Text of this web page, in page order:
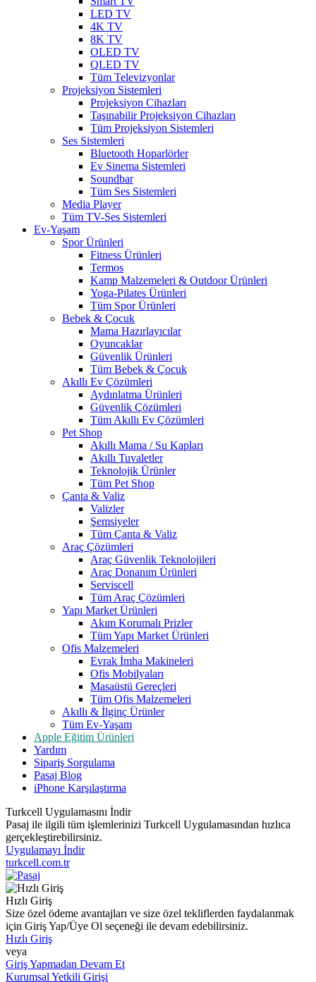
LED TV
4K TV
8K TV
OLED TV
QLED TV
Tüm Televizyonlar
Projeksiyon Sistemleri
Projeksiyon Cihazları
Taşınabilir Projeksiyon Cihazları
Tüm Projeksiyon Sistemleri
Ses Sistemleri
Bluetooth Hoparlörler
Ev Sinema Sistemleri
Soundbar
Tüm Ses Sistemleri
Media Player
Tüm TV-Ses Sistemleri
Ev-Yaşam
Spor Ürünleri
Fitness Ürünleri
Termos
Kamp Malzemeleri & Outdoor Ürünleri
Yoga-Pilates Ürünleri
Tüm Spor Ürünleri
Bebek & Çocuk
Mama Hazırlayıcılar
Oyuncaklar
Güvenlik Ürünleri
Tüm Bebek & Çocuk
Akıllı Ev Çözümleri
Aydınlatma Ürünleri
Güvenlik Çözümleri
Tüm Akıllı Ev Çözümleri
Pet Shop
Akıllı Mama / Su Kapları
Akıllı Tuvaletler
Teknolojik Ürünler
Tüm Pet Shop
Çanta & Valiz
Valizler
Şemsiyeler
Tüm Çanta & Valiz
Araç Çözümleri
Araç Güvenlik Teknolojileri
Araç Donanım Ürünleri
Serviscell
Tüm Araç Çözümleri
Yapı Market Ürünleri
Akım Korumalı Prizler
Tüm Yapı Market Ürünleri
Ofis Malzemeleri
Evrak İmha Makineleri
Ofis Mobilyaları
Masaüstü Gereçleri
Tüm Ofis Malzemeleri
Akıllı & İlginç Ürünler
Tüm Ev-Yaşam
Apple Eğitim Ürünleri
Yardım
Sipariş Sorgulama
Pasaj Blog
iPhone Karşılaştırma
Turkcell Uygulamasını İndir
Pasaj ile ilgili tüm işlemlerinizi Turkcell Uygulamasından hızlıca
gerçekleştirebilirsiniz.
Uygulamayı İndir
turkcell.com.tr
Hızlı Giriş
Size özel ödeme avantajları ve size özel tekliflerden faydalanmak
için Giriş Yap/Üye Ol seçeneği ile devam edebilirsiniz.
Hızlı Giriş
veya
Giriş Yapmadan Devam Et
Kurumsal Yetkili Girişi